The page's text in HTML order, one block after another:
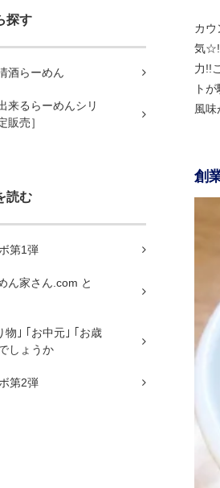
探す
酒らーめん
来るらーめんシリ
販売］
読む
第1弾
ん家さん.com と
物｣ ｢お中元｣ ｢お歳
しょうか
第2弾
カウ
気
力!!
ト
風
創